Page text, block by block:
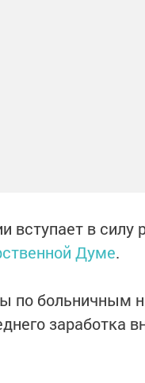
вступает в
Думе.
по больничным
заработка